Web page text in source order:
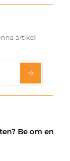
artikel
Be om en